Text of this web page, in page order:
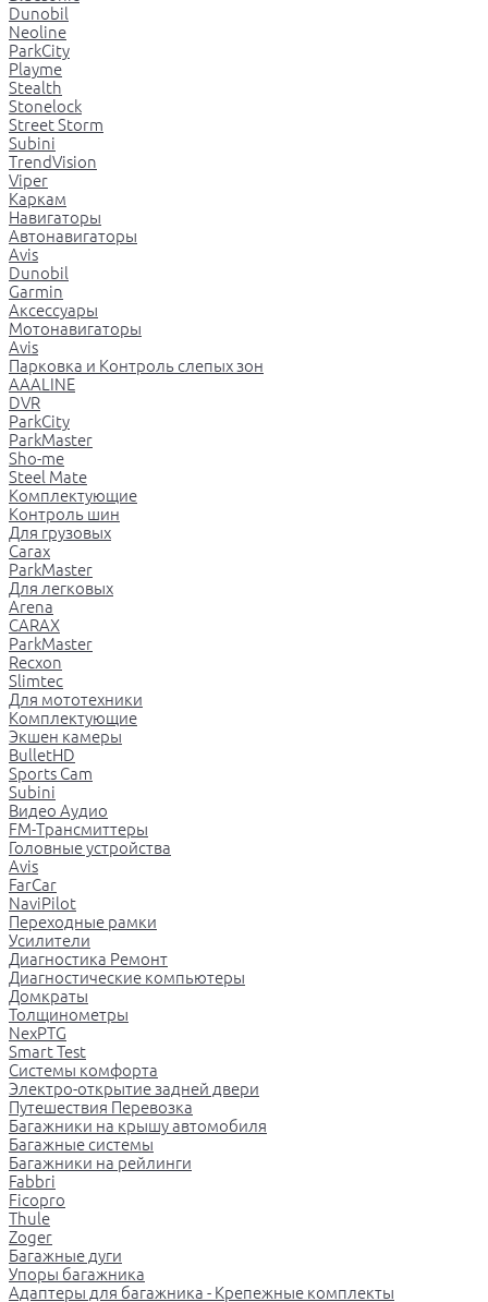
Dunobil
Neoline
ParkCity
Playme
Stealth
Stonelock
Street Storm
Subini
TrendVision
Viper
Каркам
Навигаторы
Автонавигаторы
Avis
Dunobil
Garmin
Аксессуары
Мотонавигаторы
Avis
Парковка и Контроль слепых зон
AAALINE
DVR
ParkCity
ParkMaster
Sho-me
Steel Mate
Комплектующие
Контроль шин
Для грузовых
Carax
ParkMaster
Для легковых
Arena
CARAX
ParkMaster
Recxon
Slimtec
Для мототехники
Комплектующие
Экшен камеры
BulletHD
Sports Cam
Subini
Видео Аудио
FM-Трансмиттеры
Головные устройства
Avis
FarCar
NaviPilot
Переходные рамки
Усилители
Диагностика Ремонт
Диагностические компьютеры
Домкраты
Толщинометры
NexPTG
Smart Test
Системы комфорта
Электро-открытие задней двери
Путешествия Перевозка
Багажники на крышу автомобиля
Багажные системы
Багажники на рейлинги
Fabbri
Ficopro
Thule
Zoger
Багажные дуги
Упоры багажника
Адаптеры для багажника - Крепежные комплекты